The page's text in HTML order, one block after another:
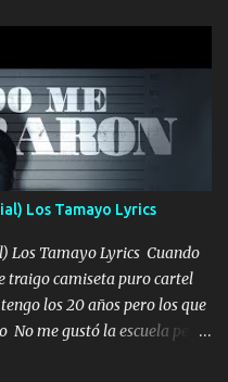
guitarras ya van sonando
el vuelo y la mente y
Y así es como empezamos
A vido alta y bajas La carreta
han pasado cosas Y
es muy corta Hay que
porque nada es...
Los Tamayo Lyrics
Los Tamayo Lyrics Cuando
traigo camiseta puro cartel
los 20 años pero los que
No me gustó la escuela pero